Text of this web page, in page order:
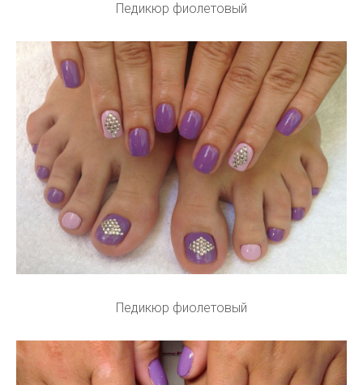
Педикюр фиолетовый
Педикюр фиолетовый